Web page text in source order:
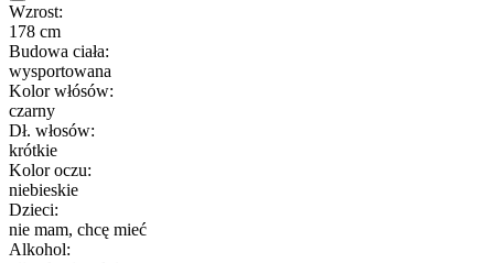
Wzrost:
178 cm
Budowa ciała:
wysportowana
Kolor włósów:
czarny
Dł. włosów:
krótkie
Kolor oczu:
niebieskie
Dzieci:
nie mam, chcę mieć
Alkohol: